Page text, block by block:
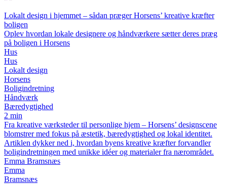
Lokalt design i hjemmet – sådan præger Horsens’ kreative kræfter
boligen
Oplev hvordan lokale designere og håndværkere sætter deres præg
på boligen i Horsens
Hus
Hus
Lokalt design
Horsens
Boligindretning
Håndværk
Bæredygtighed
2 min
Fra kreative værksteder til personlige hjem – Horsens’ designscene
blomstrer med fokus på æstetik, bæredygtighed og lokal identitet.
Artiklen dykker ned i, hvordan byens kreative kræfter forvandler
boligindretningen med unikke idéer og materialer fra nærområdet.
Emma Bramsnæs
Emma
Bramsnæs